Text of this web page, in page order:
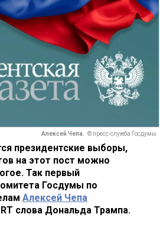
Алексей Чепа. © пресс-служба Госдумы
президентские выборы,
на этот пост можно
Так первый
Госдумы по
Алексей Чепа
слова Дональда Трампа.